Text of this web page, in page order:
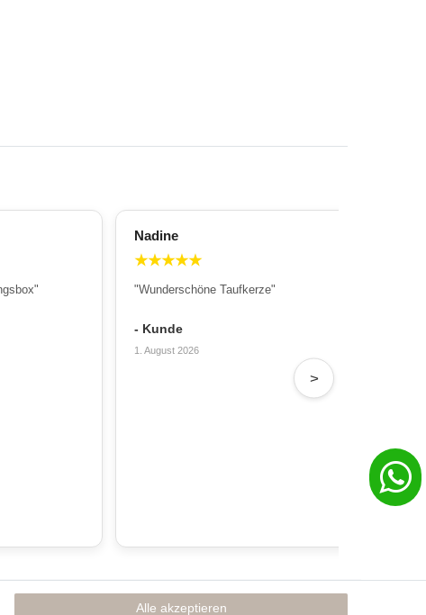
Nadine
★★★★★
"Wunderschöne Taufkerze"
- Kunde
1. August 2026
>
Alle akzeptieren